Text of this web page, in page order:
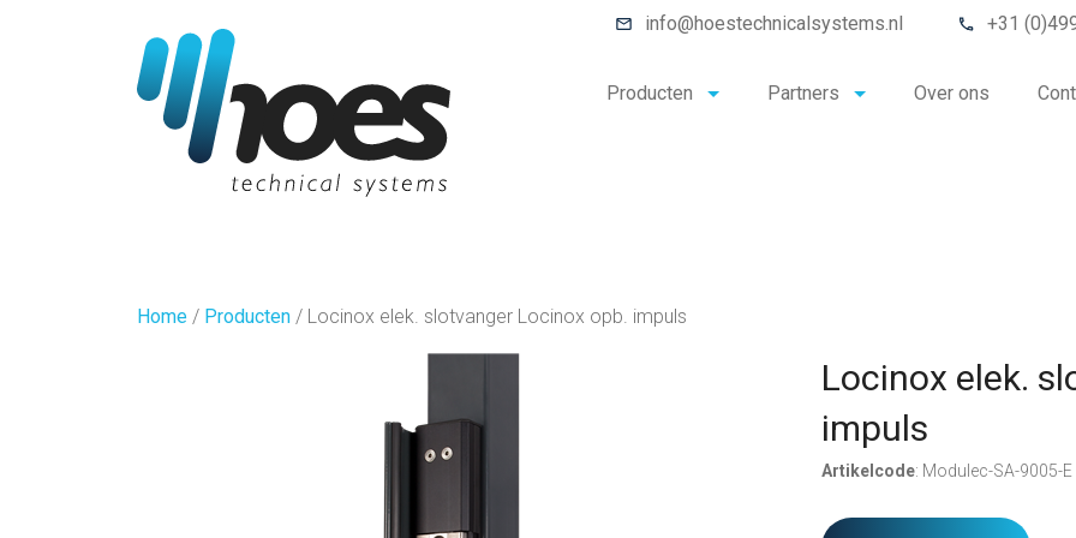
info@hoestechnicalsystems.nl +31
Producten Partners Over ons
Home / Producten / Locinox elek. slotvanger Locinox opb. impuls
Locinox elek.
impuls
Artikelcode: Modulec-SA-9005-E